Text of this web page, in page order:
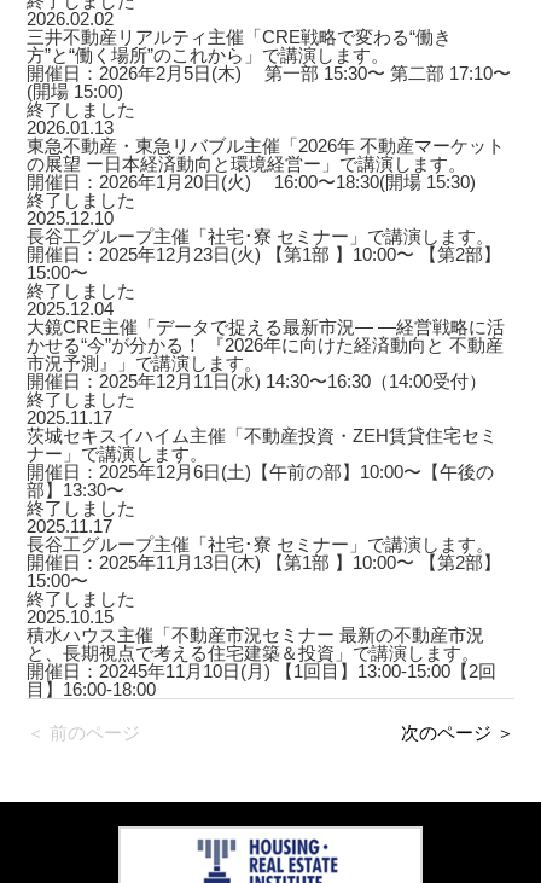
2026.02.02
三井不動産リアルティ主催「CRE戦略で変わる“働き
方”と“働く場所”のこれから」で講演します。
開催日：2026年2月5日(木) 第一部 15:30〜 第二部 17:10〜
(開場 15:00)
終了しました
2026.01.13
東急不動産・東急リバブル主催「2026年 不動産マーケット
の展望 ー日本経済動向と環境経営ー」で講演します。
開催日：2026年1月20日(火) 16:00〜18:30(開場 15:30)
終了しました
2025.12.10
長谷工グループ主催「社宅･寮 セミナー」で講演します。
開催日：2025年12月23日(火) 【第1部 】10:00〜 【第2部】
15:00〜
終了しました
2025.12.04
大鏡CRE主催「データで捉える最新市況― ―経営戦略に活
かせる“今”が分かる！ 『2026年に向けた経済動向と 不動産
市況予測』」で講演します。
開催日：2025年12月11日(水) 14:30〜16:30（14:00受付）
終了しました
2025.11.17
茨城セキスイハイム主催「不動産投資・ZEH賃貸住宅セミ
ナー」で講演します。
開催日：2025年12月6日(土)【午前の部】10:00〜【午後の
部】13:30〜
終了しました
2025.11.17
長谷工グループ主催「社宅･寮 セミナー」で講演します。
開催日：2025年11月13日(木) 【第1部 】10:00〜 【第2部】
15:00〜
終了しました
2025.10.15
積水ハウス主催「不動産市況セミナー 最新の不動産市況
と、長期視点で考える住宅建築＆投資」で講演します。
開催日：20245年11月10日(月) 【1回目】13:00-15:00【2回
目】16:00-18:00
＜ 前のページ 次のページ ＞